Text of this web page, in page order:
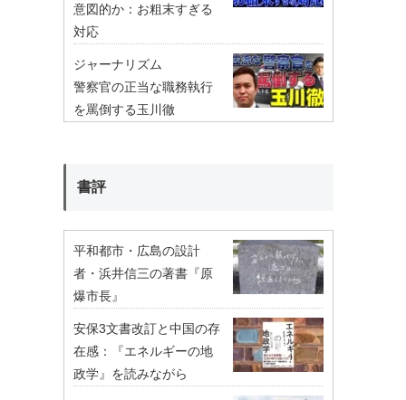
意図的か：お粗末すぎる
対応
ジャーナリズム
警察官の正当な職務執行
を罵倒する玉川徹
書評
平和都市・広島の設計
者・浜井信三の著書『原
爆市長』
安保3文書改訂と中国の存
在感：『エネルギーの地
政学』を読みながら